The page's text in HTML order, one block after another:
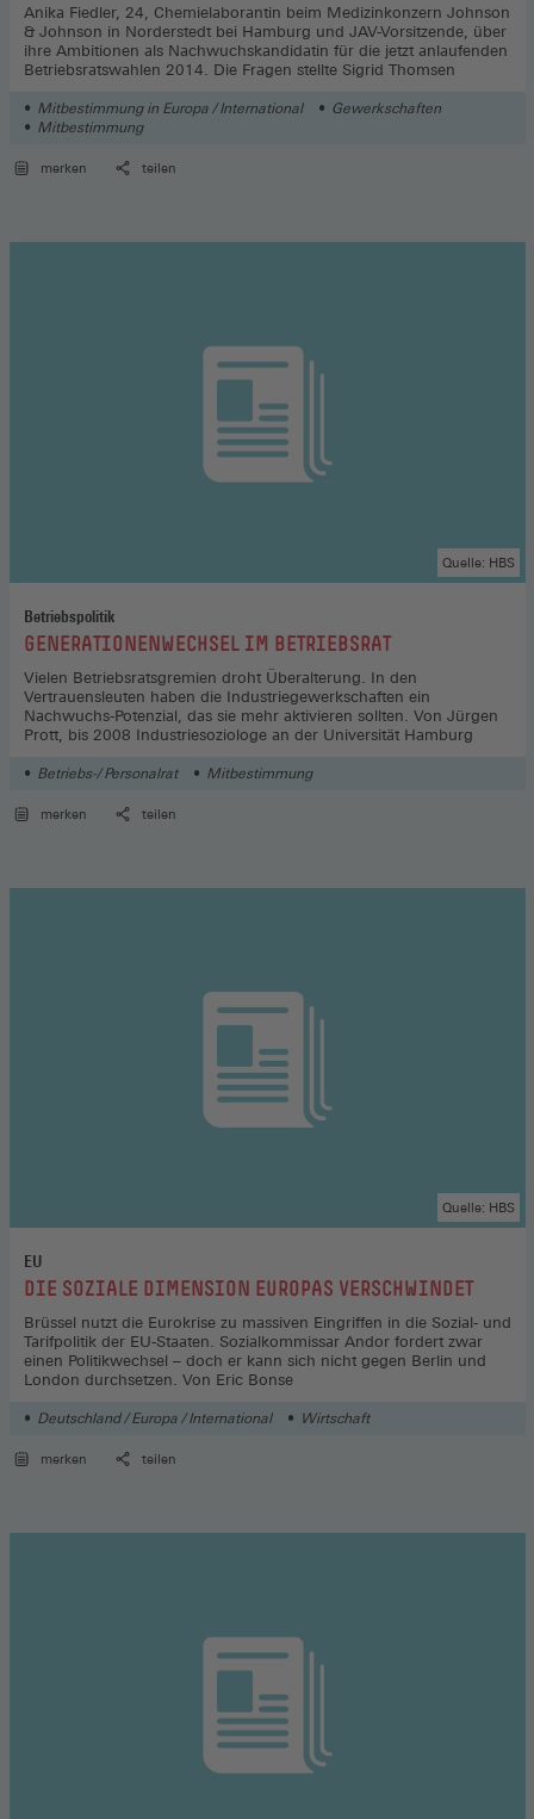
Anika Fiedler, 24, Chemielaborantin beim Medizinkonzern Johnson
& Johnson in Norderstedt bei Hamburg und JAV-Vorsitzende, über
ihre Ambitionen als Nachwuchskandidatin für die jetzt anlaufenden
Betriebsratswahlen 2014. Die Fragen stellte Sigrid Thomsen
Mitbestimmung in Europa / International
Gewerkschaften
Mitbestimmung
merken teilen
Betriebspolitik
:GENERATIONENWECHSEL IM BETRIEBSRAT
Quelle: HBS
Vielen Betriebsratsgremien droht Überalterung. In den
Vertrauensleuten haben die Industriegewerkschaften ein
Nachwuchs-Potenzial, das sie mehr aktivieren sollten. Von Jürgen
Prott, bis 2008 Industriesoziologe an der Universität Hamburg
Betriebs-/ Personalrat Mitbestimmung
merken teilen
EU
:DIE SOZIALE DIMENSION EUROPAS VERSCHWINDET
Quelle: HBS
Brüssel nutzt die Eurokrise zu massiven Eingriffen in die Sozial- und
Tarifpolitik der EU-Staaten. Sozialkommissar Andor fordert zwar
einen Politikwechsel – doch er kann sich nicht gegen Berlin und
London durchsetzen. Von Eric Bonse
Deutschland / Europa / International Wirtschaft
merken teilen